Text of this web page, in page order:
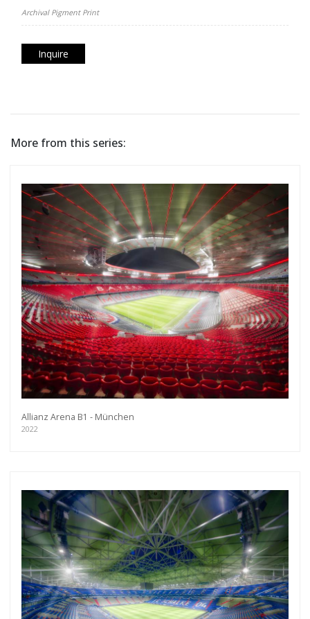
Archival Pigment Print
Inquire
More from this series:
Allianz Arena B1 - München
2022